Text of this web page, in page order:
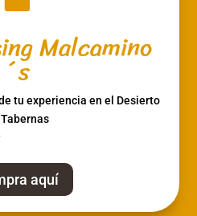
Malcamino
´s
tu experiencia en el Desierto
aquí